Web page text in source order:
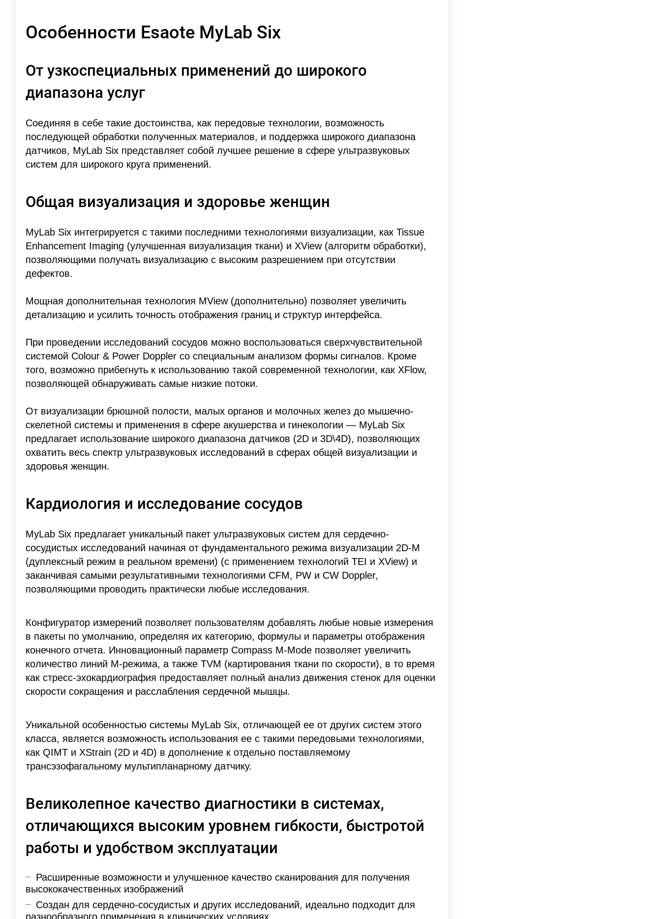
Особенности Esaote MyLab Six
От узкоспециальных применений до широкого
диапазона услуг
Соединяя в себе такие достоинства, как передовые технологии, возможность
последующей обработки полученных материалов, и поддержка широкого диапазона
датчиков, MyLab Six представляет собой лучшее решение в сфере ультразвуковых
систем для широкого круга применений.
Общая визуализация и здоровье женщин
MyLab Six интегрируется с такими последними технологиями визуализации, как Tissue
Enhancement Imaging (улучшенная визуализация ткани) и XView (алгоритм обработки),
позволяющими получать визуализацию с высоким разрешением при отсутствии
дефектов.
Мощная дополнительная технология MView (дополнительно) позволяет увеличить
детализацию и усилить точность отображения границ и структур интерфейса.
При проведении исследований сосудов можно воспользоваться сверхчувствительной
системой Colour & Power Doppler со специальным анализом формы сигналов. Кроме
того, возможно прибегнуть к использованию такой современной технологии, как XFlow,
позволяющей обнаруживать самые низкие потоки.
От визуализации брюшной полости, малых органов и молочных желез до мышечно-
скелетной системы и применения в сфере акушерства и гинекологии — MyLab Six
предлагает использование широкого диапазона датчиков (2D и 3D\4D), позволяющих
охватить весь спектр ультразвуковых исследований в сферах общей визуализации и
здоровья женщин.
Кардиология и исследование сосудов
MyLab Six предлагает уникальный пакет ультразвуковых систем для сердечно-
сосудистых исследований начиная от фундаментального режима визуализации 2D-M
(дуплексный режим в реальном времени) (с применением технологий TEI и XView) и
заканчивая самыми результативными технологиями CFM, PW и CW Doppler,
позволяющими проводить практически любые исследования.
Конфигуратор измерений позволяет пользователям добавлять любые новые измерения
в пакеты по умолчанию, определяя их категорию, формулы и параметры отображения
конечного отчета. Инновационный параметр Compass M-Mode позволяет увеличить
количество линий М-режима, а также TVM (картирования ткани по скорости), в то время
как стресс-эхокардиография предоставляет полный анализ движения стенок для оценки
скорости сокращения и расслабления сердечной мышцы.
Уникальной особенностью системы MyLab Six, отличающей ее от других систем этого
класса, является возможность использования ее с такими передовыми технологиями,
как QIMT и XStrain (2D и 4D) в дополнение к отдельно поставляемому
трансэзофагальному мультипланарному датчику.
Великолепное качество диагностики в системах,
отличающихся высоким уровнем гибкости, быстротой
работы и удобством эксплуатации
Расширенные возможности и улучшенное качество сканирования для получения
высококачественных изображений
Создан для сердечно-сосудистых и других исследований, идеально подходит для
разнообразного применения в клинических условиях